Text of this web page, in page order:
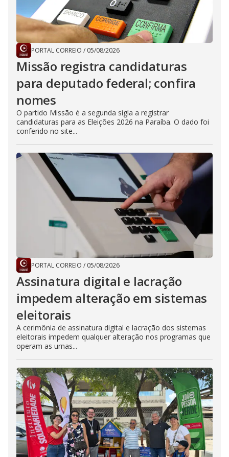
PORTAL CORREIO / 05/08/2026
Missão registra candidaturas
para deputado federal; confira
nomes
O partido Missão é a segunda sigla a registrar
candidaturas para as Eleições 2026 na Paraíba. O dado foi
conferido no site...
PORTAL CORREIO / 05/08/2026
Assinatura digital e lacração
impedem alteração em sistemas
eleitorais
A cerimônia de assinatura digital e lacração dos sistemas
eleitorais impedem qualquer alteração nos programas que
operam as urnas...